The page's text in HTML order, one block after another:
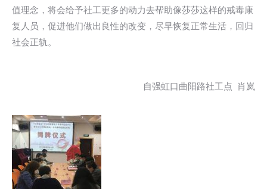
值理念，将会给予社工更多的动力去帮助像莎莎这样的戒毒康
复人员，促进他们做出良性的改变，尽早恢复正常生活，回归
社会正轨。
自强虹口曲阳路社工点 肖岚